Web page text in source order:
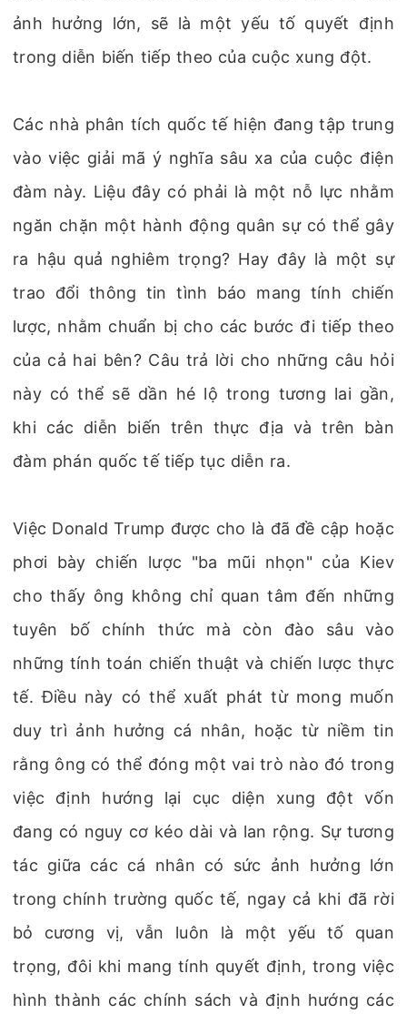
ảnh hưởng lớn, sẽ là một yếu tố quyết định
trong diễn biến tiếp theo của cuộc xung đột.
Các nhà phân tích quốc tế hiện đang tập trung
vào việc giải mã ý nghĩa sâu xa của cuộc điện
đàm này. Liệu đây có phải là một nỗ lực nhằm
ngăn chặn một hành động quân sự có thể gây
ra hậu quả nghiêm trọng? Hay đây là một sự
trao đổi thông tin tình báo mang tính chiến
lược, nhằm chuẩn bị cho các bước đi tiếp theo
của cả hai bên? Câu trả lời cho những câu hỏi
này có thể sẽ dần hé lộ trong tương lai gần,
khi các diễn biến trên thực địa và trên bàn
đàm phán quốc tế tiếp tục diễn ra.
Việc Donald Trump được cho là đã đề cập hoặc
phơi bày chiến lược "ba mũi nhọn" của Kiev
cho thấy ông không chỉ quan tâm đến những
tuyên bố chính thức mà còn đào sâu vào
những tính toán chiến thuật và chiến lược thực
tế. Điều này có thể xuất phát từ mong muốn
duy trì ảnh hưởng cá nhân, hoặc từ niềm tin
rằng ông có thể đóng một vai trò nào đó trong
việc định hướng lại cục diện xung đột vốn
đang có nguy cơ kéo dài và lan rộng. Sự tương
tác giữa các cá nhân có sức ảnh hưởng lớn
trong chính trường quốc tế, ngay cả khi đã rời
bỏ cương vị, vẫn luôn là một yếu tố quan
trọng, đôi khi mang tính quyết định, trong việc
hình thành các chính sách và định hướng các